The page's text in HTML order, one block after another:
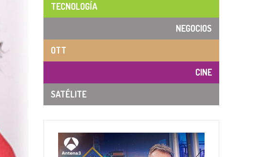
TECNOLOGÍA
NEGOCIOS
OTT
CINE
SATÉLITE